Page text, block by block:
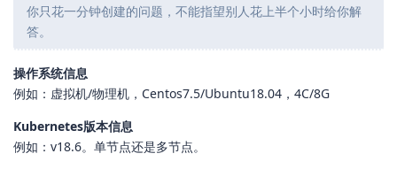
你只花一分钟创建的问题，不能指望别人花上半个小时给你解
答。
操作系统信息
例如：虚拟机/物理机，Centos7.5/Ubuntu18.04，4C/8G
Kubernetes版本信息
例如：v18.6。单节点还是多节点。